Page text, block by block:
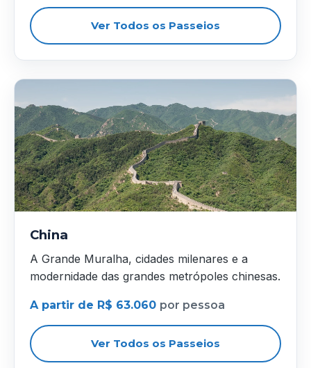
Ver Todos os Passeios
China
A Grande Muralha, cidades milenares e a
modernidade das grandes metrópoles chinesas.
A partir de R$ 63.060 por pessoa
Ver Todos os Passeios